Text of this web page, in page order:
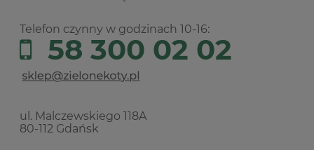
Telefon czynny w godzinach 10-16:
58 300 02 02
ul. Malczewskiego 118A
80-112 Gdańsk